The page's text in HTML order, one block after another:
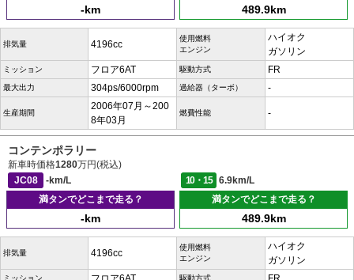
-km 489.9km
排気量 4196cc
使用燃料
エンジン
ハイオク
ガソリン
ミッション フロア6AT 駆動方式 FR
最大出力 304ps/6000rpm 過給器（ターボ） -
生産期間
2006年07月～200
8年03月
燃費性能 -
コンテンポラリー
新車時価格1280万円(税込)
JC08
-km/L 10・15
6.9km/L
満タンでどこまで走る？
-km
満タンでどこまで走る？
489.9km
排気量 4196cc
使用燃料
エンジン
ハイオク
ガソリン
ミッション 駆動方式